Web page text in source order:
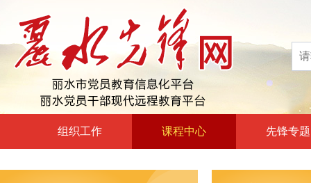
组织工作 课程中心 先锋专题